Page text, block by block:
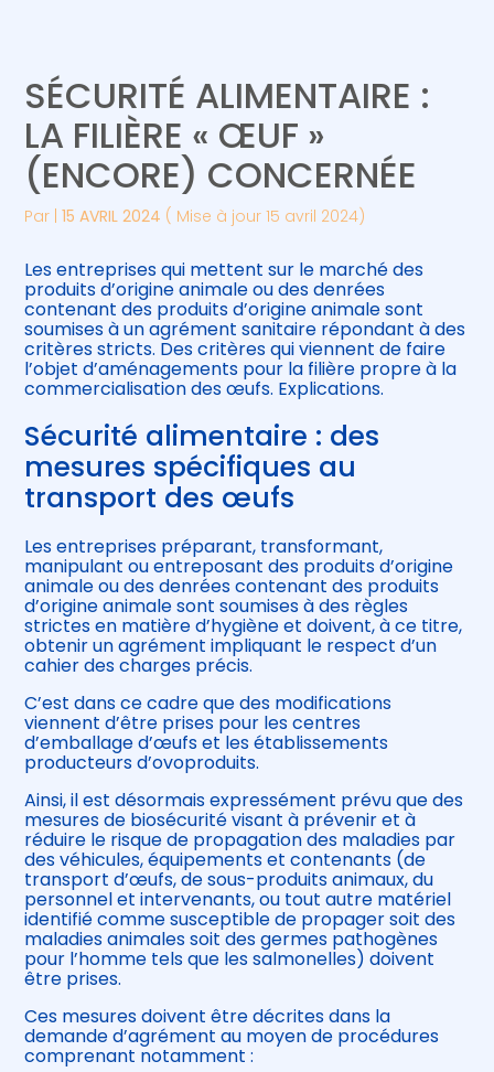
Gérer votre quotidien
Piloter votre entreprise
Développer votre entreprise
Construire votre patrimoine
Être prêt pour la facturation
électronique
Suivre votre comptabilité
Gérer vos ressources humaines
SÉCURITÉ ALIMENTAIRE :
LA FILIÈRE « ŒUF »
(ENCORE) CONCERNÉE
Par |15 AVRIL 2024 ( Mise à jour 15 avril 2024)
Les entreprises qui mettent sur le marché des
produits d’origine animale ou des denrées
contenant des produits d’origine animale sont
soumises à un agrément sanitaire répondant à des
critères stricts. Des critères qui viennent de faire
l’objet d’aménagements pour la filière propre à la
commercialisation des œufs. Explications.
Sécurité alimentaire : des
mesures spécifiques au
transport des œufs
Les entreprises préparant, transformant,
manipulant ou entreposant des produits d’origine
animale ou des denrées contenant des produits
d’origine animale sont soumises à des règles
strictes en matière d’hygiène et doivent, à ce titre,
obtenir un agrément impliquant le respect d’un
cahier des charges précis.
C’est dans ce cadre que des modifications
viennent d’être prises pour les centres
d’emballage d’œufs et les établissements
producteurs d’ovoproduits.
Ainsi, il est désormais expressément prévu que des
mesures de biosécurité visant à prévenir et à
réduire le risque de propagation des maladies par
des véhicules, équipements et contenants (de
transport d’œufs, de sous-produits animaux, du
personnel et intervenants, ou tout autre matériel
identifié comme susceptible de propager soit des
maladies animales soit des germes pathogènes
pour l’homme tels que les salmonelles) doivent
être prises.
Ces mesures doivent être décrites dans la
demande d’agrément au moyen de procédures
comprenant notamment :